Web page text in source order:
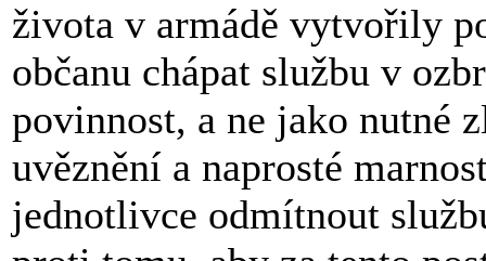
života v armádě vytvořily
občanu chápat službu v
povinnost, a ne jako nutné
uvěznění a naprosté
jednotlivce odmítnout